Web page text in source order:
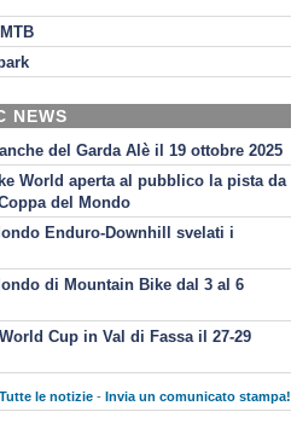
NEWS
del Garda Alè il 19 ottobre 2025
World aperta al pubblico la pista da
del Mondo
Enduro-Downhill svelati i
di Mountain Bike dal 3 al 6
Cup in Val di Fassa il 27-29
Tutte le notizie -Invia un comunicato stampa!